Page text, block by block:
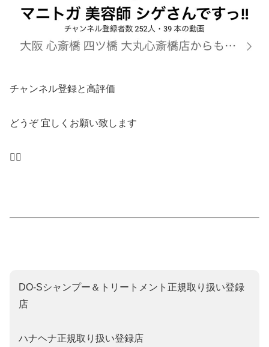
チャンネル登録と高評価
どうぞ 宜しくお願い致します
🙇‍♂️
DO‐Sシャンプー＆トリートメント正規取り扱い登録
店
ハナヘナ正規取り扱い登録店